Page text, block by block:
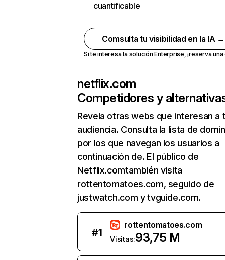
cuantificable
Comsulta tu visibilidad en la IA →
Si te interesa la solución Enterprise,¡reserva
netflix.com
Competidores y
Revela otras webs que interesan a
audiencia. Consulta la lista de
por los que navegan los usuarios a
continuación de. El público de
Netflix.comtambién visita
rottentomatoes.com, seguido de
justwatch.com y tvguide.com.
#1
rottentomatoes.com
Visitas:93,75 M